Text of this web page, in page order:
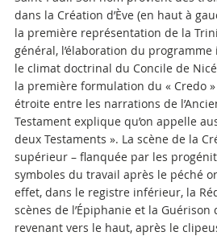
dans la Création d’Ève (en haut à
la première représentation de la
général, l’élaboration du
le climat doctrinal du Concile de
la première formulation du « Credo
étroite entre les narrations de
Testament explique qu’on appelle
deux Testaments ». La scène de la
supérieur – flanquée par les
symboles du travail après le péché
effet, dans le registre inférieur, la
scènes de l’Épiphanie et la Guérison
revenant vers le haut, après le